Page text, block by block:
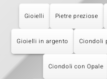
Gioielli Pietre preziose
Gioielli in argento Ciondoli
Ciondoli con Opale